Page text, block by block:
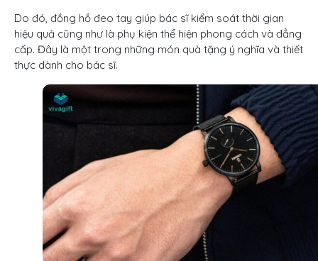
Do đó, đồng hồ đeo tay giúp bác sĩ kiểm soát thời gian
hiệu quả cũng như là phụ kiện thể hiện phong cách và đẳng
cấp. Đây là một trong những món quà tặng ý nghĩa và thiết
thực dành cho bác sĩ.